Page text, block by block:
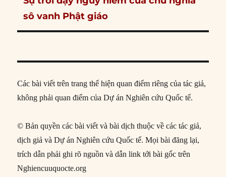
post:
sô vanh Phật giáo
Các bài viết trên trang thể hiện quan điểm riêng của tác giả,
không phải quan điểm của Dự án Nghiên cứu Quốc tế.
© Bản quyền các bài viết và bài dịch thuộc về các tác giả,
dịch giả và Dự án Nghiên cứu Quốc tế. Mọi bài đăng lại,
trích dẫn phải ghi rõ nguồn và dẫn link tới bài gốc trên
Nghiencuuquocte.org